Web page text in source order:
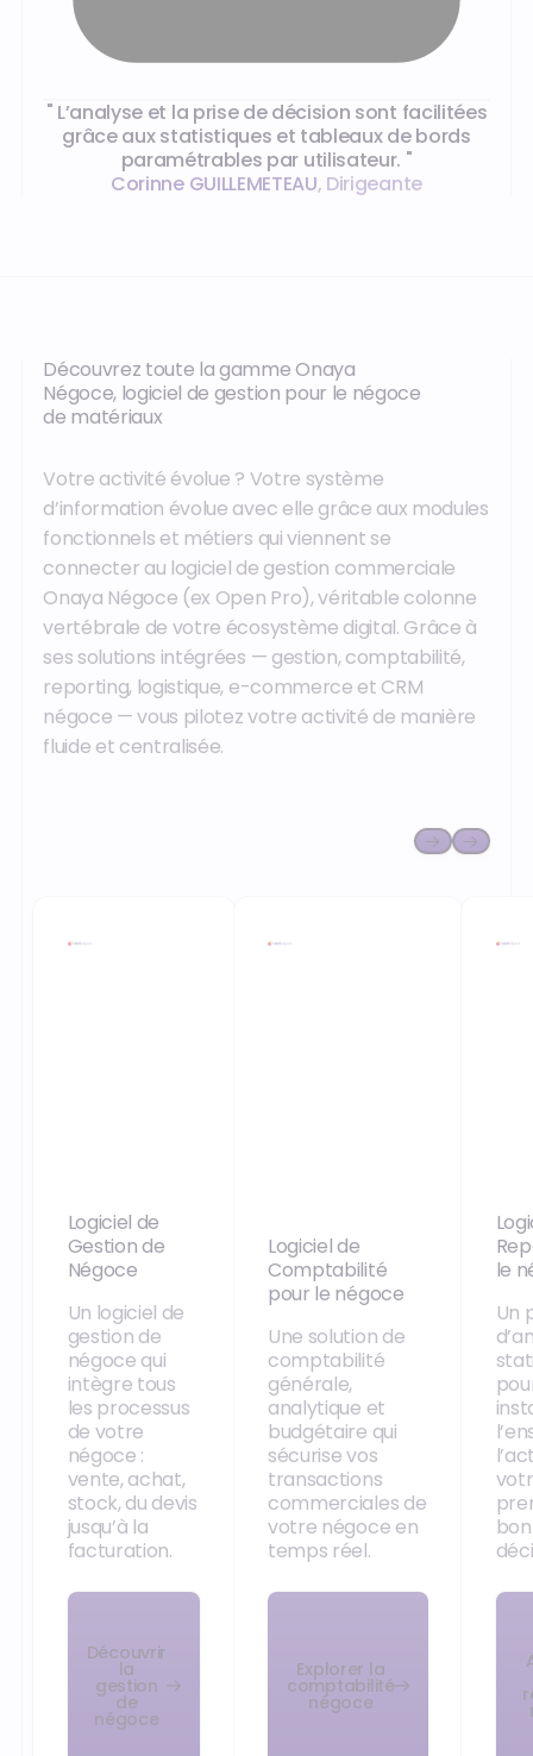
" L’analyse et la prise de décision sont facilitées
grâce aux statistiques et tableaux de bords
paramétrables par utilisateur. "
Corinne GUILLEMETEAU, Dirigeante
Découvrez toute la gamme Onaya
Négoce, logiciel de gestion pour le négoce
de matériaux
Votre activité évolue ? Votre système
d’information évolue avec elle grâce aux modules
fonctionnels et métiers qui viennent se
connecter au logiciel de gestion commerciale
Onaya Négoce (ex Open Pro), véritable colonne
vertébrale de votre écosystème digital. Grâce à
ses solutions intégrées — gestion, comptabilité,
reporting, logistique, e-commerce et CRM
négoce — vous pilotez votre activité de manière
fluide et centralisée.
Logiciel de
Gestion de
Négoce
Un logiciel de
gestion de
négoce qui
intègre tous
les processus
de votre
négoce :
vente, achat,
stock, du devis
jusqu’à la
facturation.
Découvrir
la
gestion
de
négoce
Logiciel de
Comptabilité
pour le négoce
Une solution de
comptabilité
générale,
analytique et
budgétaire qui
sécurise vos
transactions
commerciales de
votre négoce en
temps réel.
Explorer la
comptabilité
négoce
le
Un